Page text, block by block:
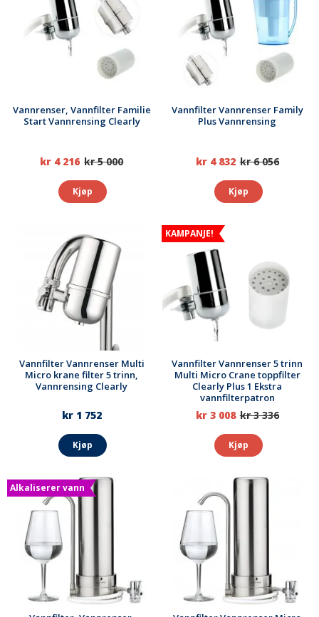
Vannrenser, Vannfilter Familie
Start Vannrensing Clearly
kr 4 216 kr 5 000
Kjøp
Vannfilter Vannrenser Family
Plus Vannrensing
kr 4 832 kr 6 056
Kjøp
Vannfilter Vannrenser Multi
Micro krane filter 5 trinn,
Vannrensing Clearly
kr 1 752
Kjøp
KAMPANJE!
Vannfilter Vannrenser 5 trinn
Multi Micro Crane toppfilter
Clearly Plus 1 Ekstra
vannfilterpatron
kr 3 008 kr 3 336
Kjøp
Alkaliserer vann